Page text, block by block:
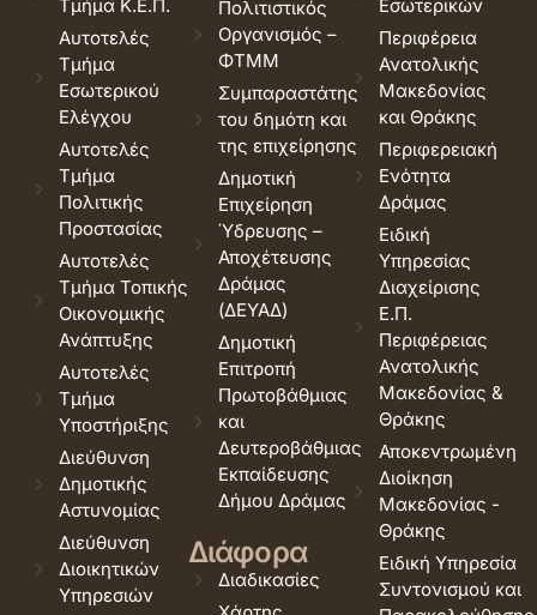
Τμήμα Κ.Ε.Π.
Αυτοτελές
Τμήμα
Εσωτερικού
Ελέγχου
Αυτοτελές
Τμήμα
Πολιτικής
Προστασίας
Αυτοτελές
Τμήμα Τοπικής
Οικονομικής
Ανάπτυξης
Αυτοτελές
Τμήμα
Υποστήριξης
Διεύθυνση
Δημοτικής
Αστυνομίας
Διεύθυνση
Διοικητικών
Υπηρεσιών
Πολιτιστικός
Οργανισμός –
ΦΤΜΜ
Συμπαραστάτης
του δημότη και
της επιχείρησης
Δημοτική
Επιχείρηση
Ύδρευσης –
Αποχέτευσης
Δράμας
(ΔΕΥΑΔ)
Δημοτική
Επιτροπή
Πρωτοβάθμιας
και
Δευτεροβάθμιας
Εκπαίδευσης
Δήμου Δράμας
Διάφορα
Διαδικασίες
Εσωτερικών
Περιφέρεια
Ανατολικής
Μακεδονίας
και Θράκης
Περιφερειακή
Ενότητα
Δράμας
Ειδική
Υπηρεσίας
Διαχείρισης
Ε.Π.
Περιφέρειας
Ανατολικής
Μακεδονίας &
Θράκης
Αποκεντρωμένη
Διοίκηση
Μακεδονίας -
Θράκης
Ειδική Υπηρεσία
Συντονισμού και